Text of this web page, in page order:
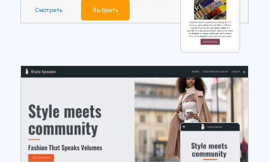
Смотреть Выбрать